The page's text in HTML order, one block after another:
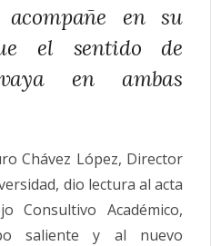
acompañe en su
el sentido de
en ambas
Chávez López, Director
dio lectura al acta
Consultivo Académico,
saliente y al nuevo